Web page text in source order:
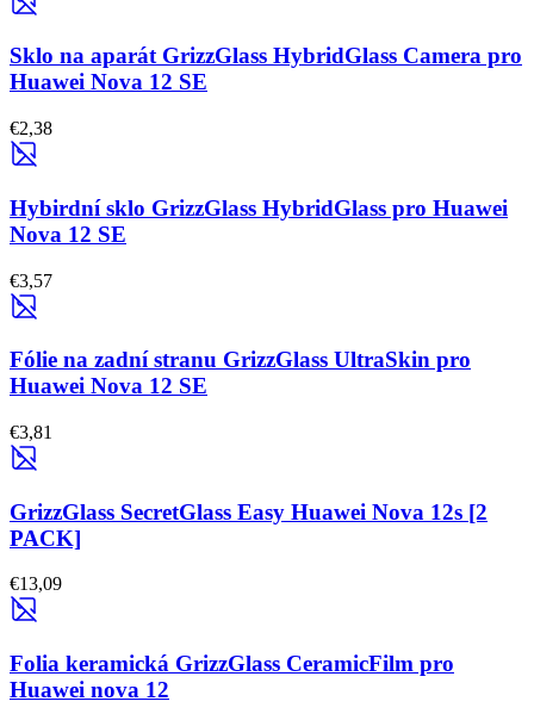
Sklo na aparát GrizzGlass HybridGlass Camera pro
Huawei Nova 12 SE
€2,38
Hybirdní sklo GrizzGlass HybridGlass pro Huawei
Nova 12 SE
€3,57
Fólie na zadní stranu GrizzGlass UltraSkin pro
Huawei Nova 12 SE
€3,81
GrizzGlass SecretGlass Easy Huawei Nova 12s [2
PACK]
€13,09
Folia keramická GrizzGlass CeramicFilm pro
Huawei nova 12